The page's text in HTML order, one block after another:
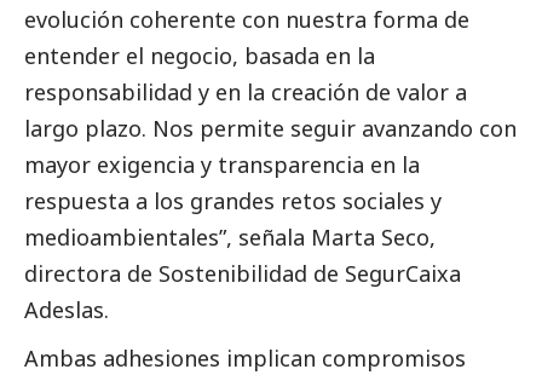
evolución coherente con nuestra forma de
entender el negocio, basada en la
responsabilidad y en la creación de valor a
largo plazo. Nos permite seguir avanzando con
mayor exigencia y transparencia en la
respuesta a los grandes retos sociales y
medioambientales”, señala Marta Seco,
directora de Sostenibilidad de SegurCaixa
Adeslas.
Ambas adhesiones implican compromisos